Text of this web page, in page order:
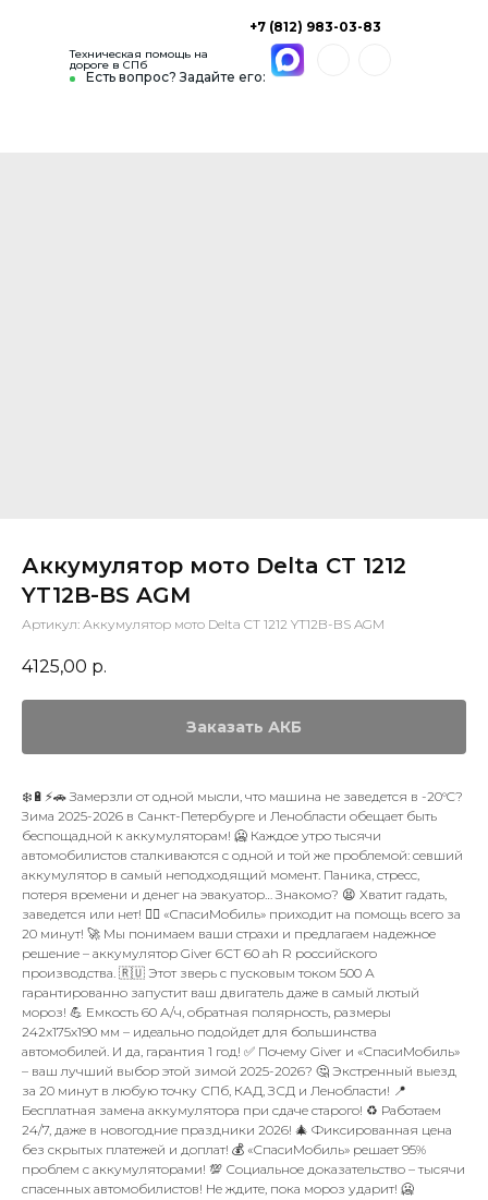
Есть вопрос? Задайте его:
+7 (812) 983-03-83
Техническая помощь на
дороге в СПб
Аккумулятор мото Delta CT 1212
YT12B-BS AGM
Артикул: Аккумулятор мото Delta CT 1212 YT12B-BS AGM
4125,00 р.
Заказать АКБ
❄️🔋⚡🚗 Замерзли от одной мысли, что машина не заведется в -20°C?
Зима 2025-2026 в Санкт-Петербурге и Ленобласти обещает быть
беспощадной к аккумуляторам! 🥶 Каждое утро тысячи
автомобилистов сталкиваются с одной и той же проблемой: севший
аккумулятор в самый неподходящий момент. Паника, стресс,
потеря времени и денег на эвакуатор… Знакомо? 😫 Хватит гадать,
заведется или нет! 🙅‍♂️ «СпасиМобиль» приходит на помощь всего за
20 минут! 🚀 Мы понимаем ваши страхи и предлагаем надежное
решение – аккумулятор Giver 6СТ 60 ah R российского
производства. 🇷🇺 Этот зверь с пусковым током 500 А
гарантированно запустит ваш двигатель даже в самый лютый
мороз! 💪 Емкость 60 А/ч, обратная полярность, размеры
242x175x190 мм – идеально подойдет для большинства
автомобилей. И да, гарантия 1 год! ✅ Почему Giver и «СпасиМобиль»
– ваш лучший выбор этой зимой 2025-2026? 🤔 Экстренный выезд
за 20 минут в любую точку СПб, КАД, ЗСД и Ленобласти! 📍
Бесплатная замена аккумулятора при сдаче старого! ♻️ Работаем
24/7, даже в новогодние праздники 2026! 🎄 Фиксированная цена
без скрытых платежей и доплат! 💰 «СпасиМобиль» решает 95%
проблем с аккумуляторами! 💯 Социальное доказательство – тысячи
спасенных автомобилистов! Не ждите, пока мороз ударит! 🥶